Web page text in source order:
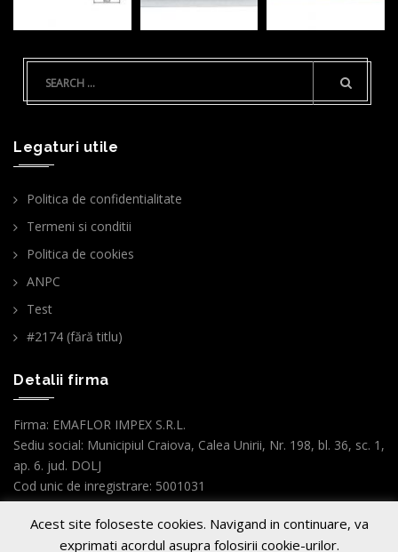
Legaturi utile
Politica de confidentialitate
Termeni si conditii
Politica de cookies
ANPC
Test
#2174 (fără titlu)
Detalii firma
Firma: EMAFLOR IMPEX S.R.L.
Sediu social: Municipiul Craiova, Calea Unirii, Nr. 198, bl. 36, sc. 1,
ap. 6. jud. DOLJ
Cod unic de inregistrare: 5001031
Nr.ordine Reg.Com. : J16/3099/1993
Acest site foloseste cookies. Navigand in continuare, va
exprimati acordul asupra folosirii cookie-urilor.